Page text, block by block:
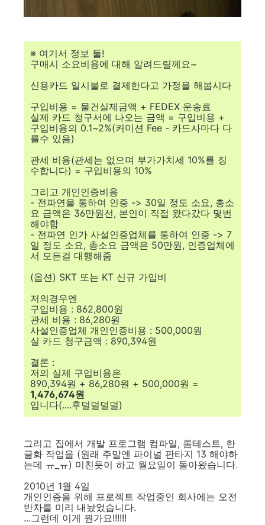
※ 여기서 정보 둘!
구매시 소요비용에 대해 알려드릴께요~
신용카드 일시불로 결제한다고 가정을 해봅시다
구입비용 = 물건실제금액 + FEDEX 운송료
실제 카드 청구서에 나오는 금액 = 구입비용 +
구입비용의 0.1~2%(커미션 Fee - 카드사마다 다
를수 있음)
관세 비용(관세는 없으며 부가가치세 10%를 징
수합니다) = 구입비용의 10%
그리고 개인인증비용
- 전파연을 통하여 인증 -> 30일 정도 소요, 총소
요 금액은 36만원선, 본인이 직접 왔다갔다 몇번
해야함
- 전파연 인가 사설인증업체를 통하여 인증 -> 7
일 정도 소요, 총소요 금액은 50만원, 인증업체에
서 모든걸 대행해줌
(옵션) SKT 또는 KT 신규 가입비
저의경우엔
구입비용 : 862,800원
관세 비용 : 86,280원
사설인증업체 개인인증비용 : 500,000원
실 카드 청구금액 : 890,394원
결론 :
저의 실제 구입비용은
890,394원 + 86,280원 + 500,000원 =
1,476,674원
입니다(....후덜덜덜덜)
그리고 집에서 개발 프로그램 컴파일, 롬테스트, 한
글화 작업을 (원래 주말엔 파이널 판타지 13 해야하
는데 ㅠ_ㅠ) 미친듯이 하고 월요일이 돌아왔습니다.
2010년 1월 4일
개인인증을 위해 프로젝트 작업중인 회사에는 오전
반차를 미리 내놨었습니다.
...그런데 이게 뭔가요!!!!!!